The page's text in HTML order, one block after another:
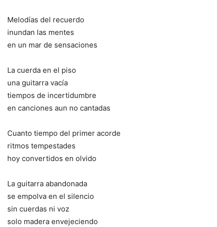
Melodías del recuerdo
inundan las mentes
en un mar de sensaciones
La cuerda en el piso
una guitarra vacía
tiempos de incertidumbre
en canciones aun no cantadas
Cuanto tiempo del primer acorde
ritmos tempestades
hoy convertidos en olvido
La guitarra abandonada
se empolva en el silencio
sin cuerdas ni voz
solo madera envejeciendo